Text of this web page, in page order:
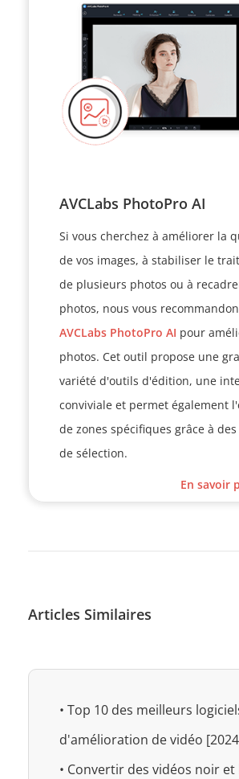
AVCLabs PhotoPro AI
Si vous cherchez à améliorer la
de vos images, à stabiliser le
de plusieurs photos ou à
photos, nous vous
AVCLabs PhotoPro AI pour
photos. Cet outil propose une
variété d'outils d'édition, une
conviviale et permet également
de zones spécifiques grâce à
de sélection.
En savoir
Articles Similaires
• Top 10 des meilleurs
d'amélioration de vidéo
• Convertir des vidéos noir et